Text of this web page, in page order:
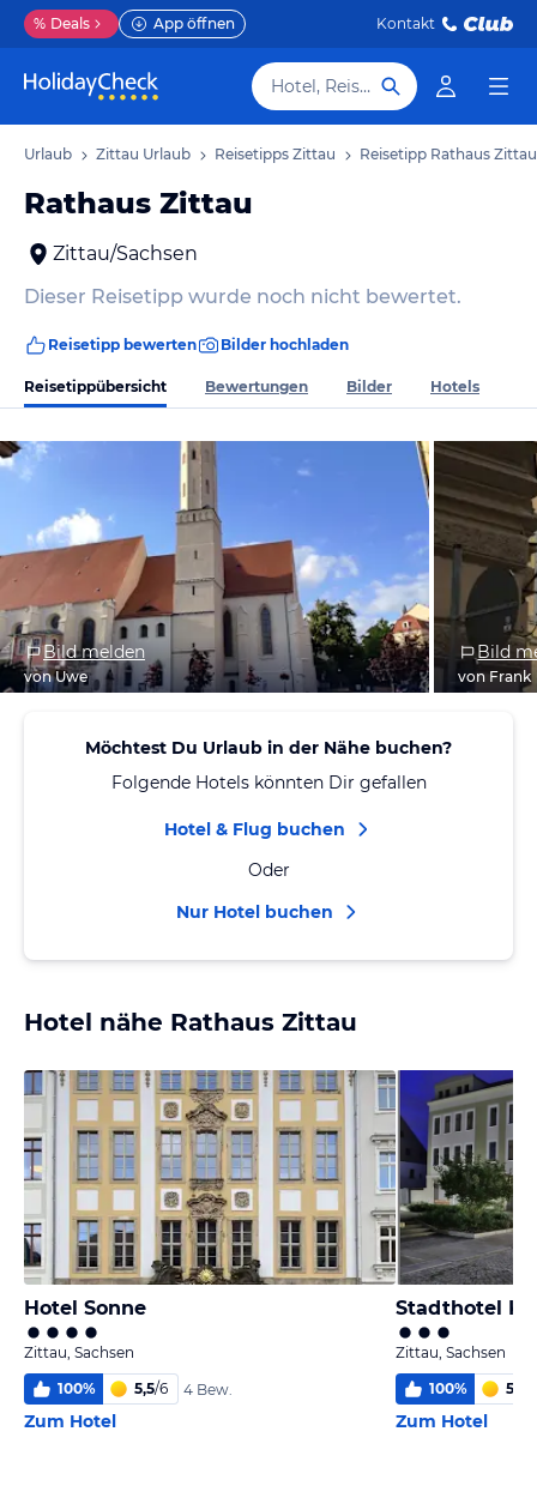
% Deals App öffnen Kontakt
Hotel, Reiseziel
Urlaub Zittau Urlaub Reisetipps Zittau Reisetipp Rathaus Zittau
Rathaus Zittau
Zittau/Sachsen
Dieser Reisetipp wurde noch nicht bewertet.
Reisetipp bewerten Bilder hochladen
Reisetippübersicht Bewertungen Bilder Hotels
Bild melden
von Uwe
Bild
von Frank
Möchtest Du Urlaub in der Nähe buchen?
Folgende Hotels könnten Dir gefallen
Hotel & Flug buchen
Oder
Nur Hotel buchen
Hotel nähe Rathaus Zittau
Hotel Sonne
Zittau, Sachsen
100% 5,5/6 4 Bew.
Zum Hotel
Stadthotel
Zittau, Sachsen
100% 5,9
Zum Hotel